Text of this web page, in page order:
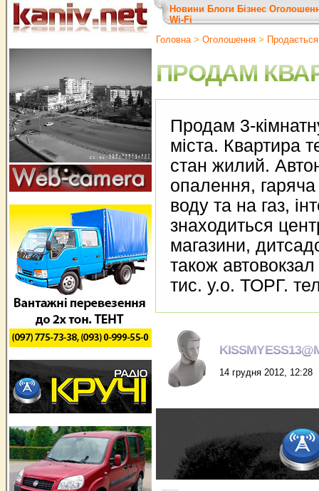
Новини Блоги Бізнес
Wi-Fi
Головна> Оголошення >
ПРОДАМ
Продам 3-
міста. Квартира
стан жилий.
опалення,
воду та на газ,
знаходиться
магазини,
також
тис. у.о. ТОРГ.
14 грудня 2012, 12:28